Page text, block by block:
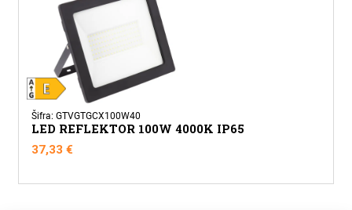
Šifra: GTVGTGCX100W40
LED REFLEKTOR 100W 4000K IP65
37,33€